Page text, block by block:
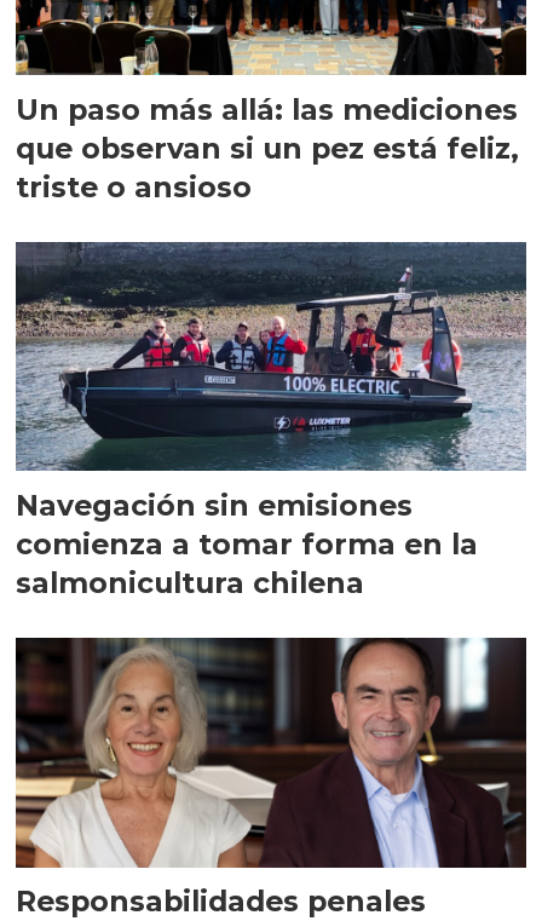
Un paso más allá: las mediciones
que observan si un pez está feliz,
triste o ansioso
Navegación sin emisiones
comienza a tomar forma en la
salmonicultura chilena
Responsabilidades penales